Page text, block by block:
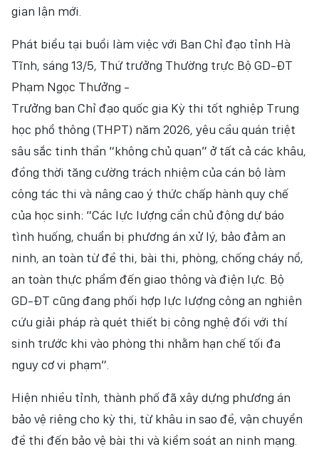
gian lận mới.
Phát biểu tại buổi làm việc với Ban Chỉ đạo tỉnh Hà
Tĩnh, sáng 13/5, Thứ trưởng Thường trực Bộ GD-ĐT
Phạm Ngọc Thưởng -
Trưởng ban Chỉ đạo quốc gia Kỳ thi tốt nghiệp Trung
học phổ thông (THPT) năm 2026, yêu cầu quán triệt
sâu sắc tinh thần “không chủ quan” ở tất cả các khâu,
đồng thời tăng cường trách nhiệm của cán bộ làm
công tác thi và nâng cao ý thức chấp hành quy chế
của học sinh: “Các lực lượng cần chủ động dự báo
tình huống, chuẩn bị phương án xử lý, bảo đảm an
ninh, an toàn từ đề thi, bài thi, phòng, chống cháy nổ,
an toàn thực phẩm đến giao thông và điện lực. Bộ
GD-ĐT cũng đang phối hợp lực lượng công an nghiên
cứu giải pháp rà quét thiết bị công nghệ đối với thí
sinh trước khi vào phòng thi nhằm hạn chế tối đa
nguy cơ vi phạm”.
Hiện nhiều tỉnh, thành phố đã xây dựng phương án
bảo vệ riêng cho kỳ thi, từ khâu in sao đề, vận chuyển
đề thi đến bảo vệ bài thi và kiểm soát an ninh mạng.